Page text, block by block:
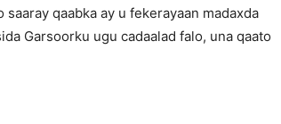
qaabka ay u fekerayaan madaxda
Garsoorku ugu cadaalad falo, una qaato